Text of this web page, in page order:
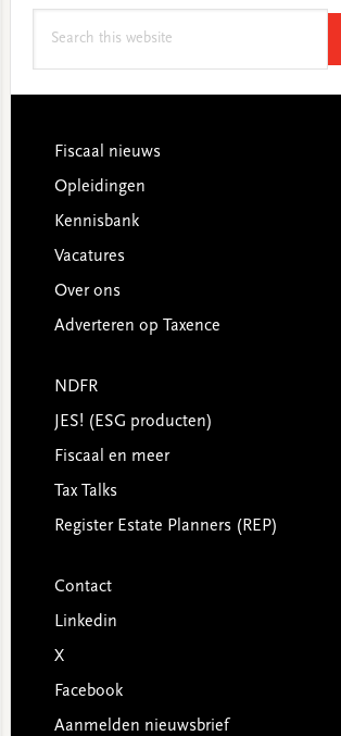
Footer
Fiscaal nieuws
Opleidingen
Kennisbank
Vacatures
Over ons
Adverteren op Taxence
NDFR
JES! (ESG producten)
Fiscaal en meer
Tax Talks
Register Estate Planners (REP)
Contact
Linkedin
X
Facebook
Aanmelden nieuwsbrief